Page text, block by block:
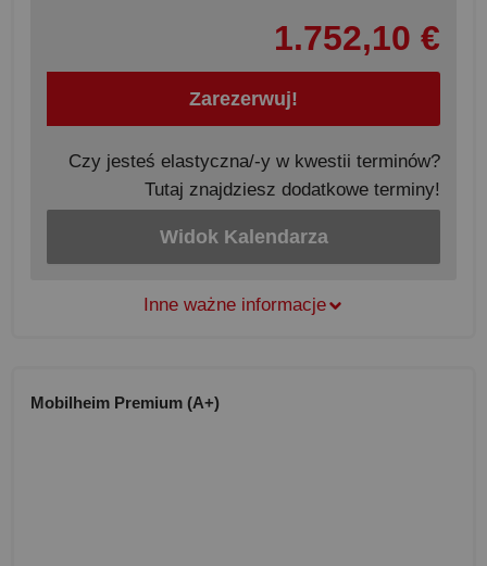
1.752,10 €
Zarezerwuj!
Czy jesteś elastyczna/-y w kwestii terminów?
Tutaj znajdziesz dodatkowe terminy!
Widok Kalendarza
Inne ważne informacje
Mobilheim Premium (A+)